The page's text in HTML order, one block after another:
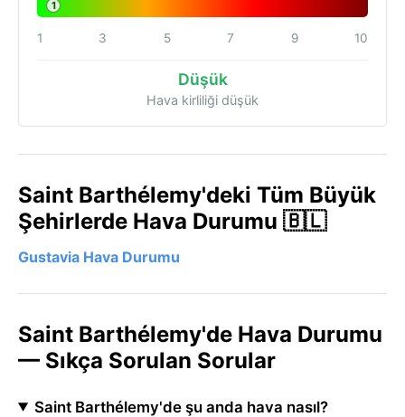
1
1 3 5 7 9 10
Düşük
Hava kirliliği düşük
Saint Barthélemy'deki Tüm Büyük
Şehirlerde Hava Durumu 🇧🇱
Gustavia Hava Durumu
Saint Barthélemy'de Hava Durumu
— Sıkça Sorulan Sorular
Saint Barthélemy'de şu anda hava nasıl?